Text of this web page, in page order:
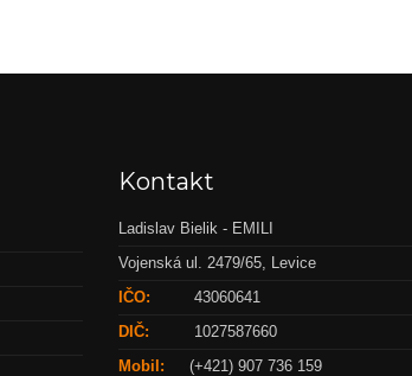
Kontakt
Ladislav Bielik - EMILI
Vojenská ul. 2479/65, Levice
IČO:
43060641
DIČ:
1027587660
Mobil:
(+421) 907 736 159